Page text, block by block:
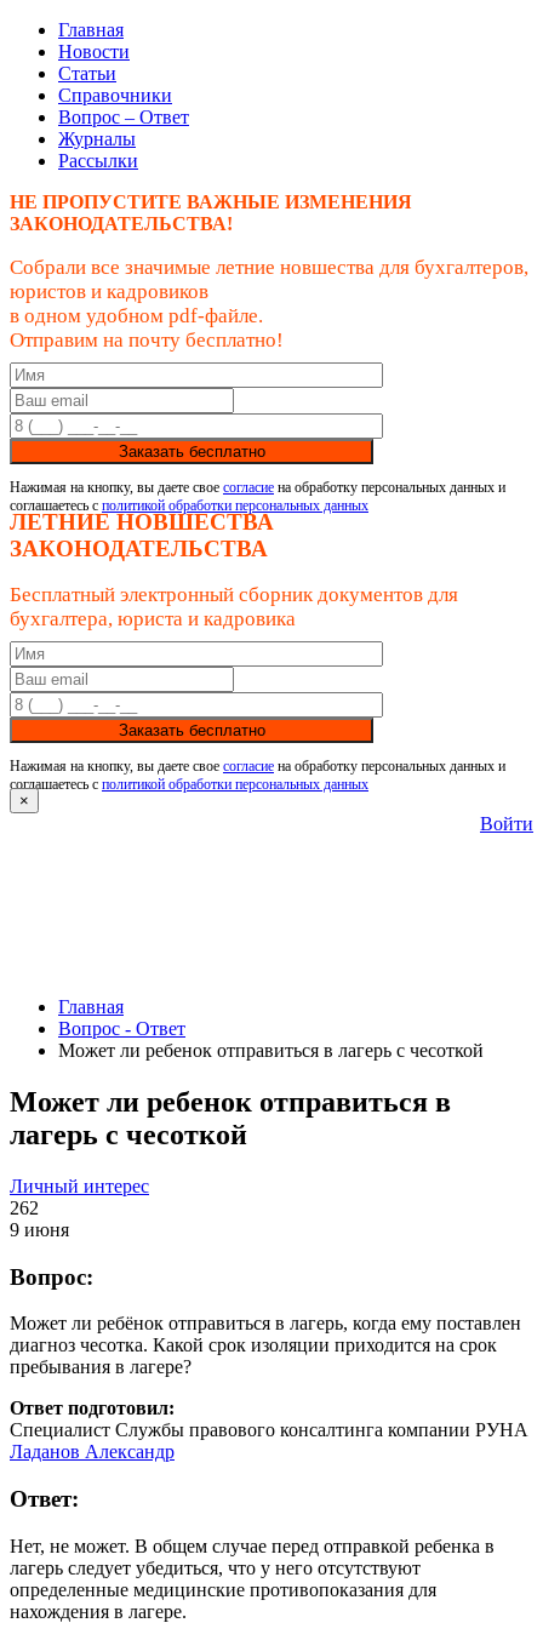
Главная
Новости
Статьи
Справочники
Вопрос – Ответ
Журналы
Рассылки
НЕ ПРОПУСТИТЕ ВАЖНЫЕ ИЗМЕНЕНИЯ
ЗАКОНОДАТЕЛЬСТВА!
Собрали все значимые летние новшества для бухгалтеров,
юристов и кадровиков
в одном удобном pdf-файле.
Отправим на почту бесплатно!
Заказать бесплатно
Нажимая на кнопку, вы даете свое согласие на обработку персональных данных и
соглашаетесь с политикой обработки персональных данных
ЛЕТНИЕ НОВШЕСТВА
ЗАКОНОДАТЕЛЬСТВА
Бесплатный электронный сборник документов для
бухгалтера, юриста и кадровика
Заказать бесплатно
Нажимая на кнопку, вы даете свое согласие на обработку персональных данных и
соглашаетесь с политикой обработки персональных данных
×
Войти
Главная
Вопрос - Ответ
Может ли ребенок отправиться в лагерь с чесоткой
Может ли ребенок отправиться в
лагерь с чесоткой
Личный интерес
262
9 июня
Вопрос:
Может ли ребёнок отправиться в лагерь, когда ему поставлен
диагноз чесотка. Какой срок изоляции приходится на срок
пребывания в лагере?
Ответ подготовил:
Специалист Службы правового консалтинга компании РУНА
Ладанов Александр
Ответ:
Нет, не может. В общем случае перед отправкой ребенка в
лагерь следует убедиться, что у него отсутствуют
определенные медицинские противопоказания для
нахождения в лагере.